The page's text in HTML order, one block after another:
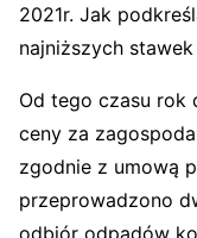
2021r. Jak
najniższych
Od tego czasu rok
ceny za
zgodnie z umową
przeprowadzono
odbiór odpadów